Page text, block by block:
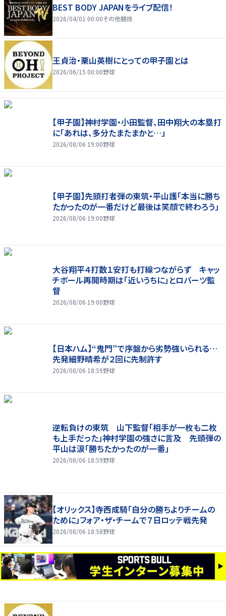
BEST BODY JAPANをライブ配信！
2026/04/01 00:00その他競技
王貞治・栗山英樹にとっての甲子園とは
2026/06/15 00:00野球
【甲子園】神村学園・小田監督、田中翔大の本塁打
に「あれは、多分たまたまかと…」
2026/08/06 19:00野球
【甲子園】先頭打者弾の東筑・平山護「本当に勝ち
たかったのが一番だけど最後は笑顔で終わろう」
2026/08/06 19:00野球
大谷翔平４打数１安打も打線つながらず キャッ
チボール再開時期は「近いうちに」とロバーツ監
督
2026/08/06 19:00野球
【日本ハム】“鬼門”で序盤から劣勢強いられる…
先発細野晴希が２回に先制許す
2026/08/06 18:59野球
逆転負けの東筑 山下監督「相手が一枚も二枚
も上手だった」神村学園の強さに言及 先頭弾の
平山は涙「勝ちたかったのが一番」
2026/08/06 18:59野球
【オリックス】寺西成騎「自分の勝ちよりチームの
ために」フォア・ザ・チームで７日ロッテ戦先発
2026/08/06 18:58野球